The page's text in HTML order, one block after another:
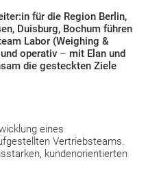
für die Region Berlin,
Duisburg, Bochum führen
Labor (Weighing &
operativ – mit Elan und
die gesteckten Ziele
eines
Vertriebsteams.
kundenorientierten